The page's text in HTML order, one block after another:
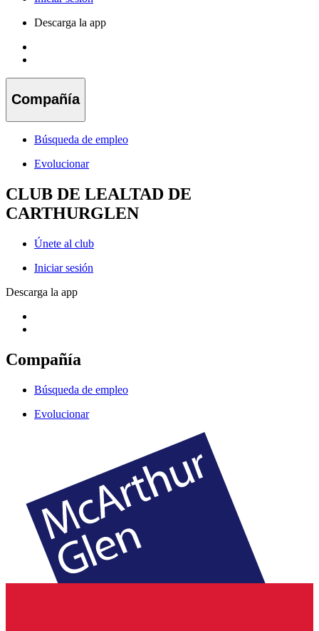
Descarga la app
Compañía
Búsqueda de empleo
Evolucionar
CLUB DE LEALTAD DE
CARTHURGLEN
Únete al club
Iniciar sesión
Descarga la app
Compañía
Búsqueda de empleo
Evolucionar